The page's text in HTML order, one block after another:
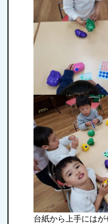
台紙から上手にはが